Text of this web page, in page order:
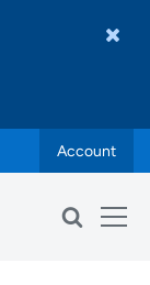
Account